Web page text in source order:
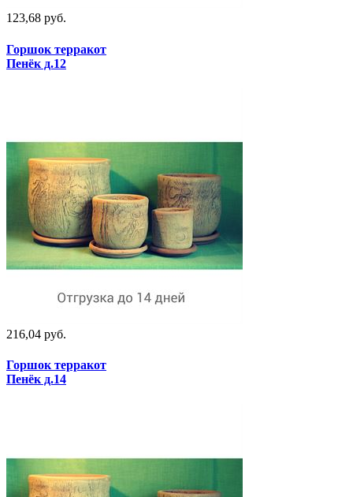
123,68 руб.
Горшок терракот
Пенёк д.12
216,04 руб.
Горшок терракот
Пенёк д.14